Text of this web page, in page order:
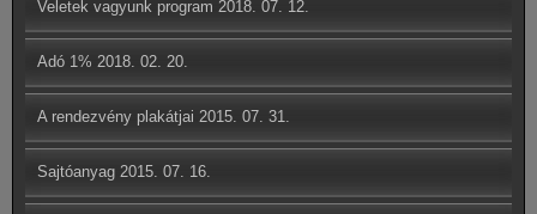
Veletek vagyunk program 2018. 07. 12.
Adó 1% 2018. 02. 20.
A rendezvény plakátjai 2015. 07. 31.
Sajtóanyag 2015. 07. 16.